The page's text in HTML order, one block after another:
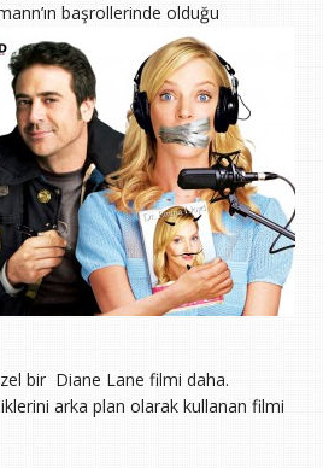
başrollerinde olduğu
bir Diane Lane filmi daha.
arka plan olarak kullanan filmi